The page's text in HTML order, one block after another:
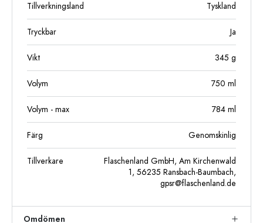
Tillverkningsland Tyskland
Tryckbar Ja
Vikt 345 g
Volym 750 ml
Volym - max 784 ml
Färg Genomskinlig
Tillverkare
Flaschenland GmbH, Am Kirchenwald
1, 56235 Ransbach-Baumbach,
gpsr@flaschenland.de
Omdömen